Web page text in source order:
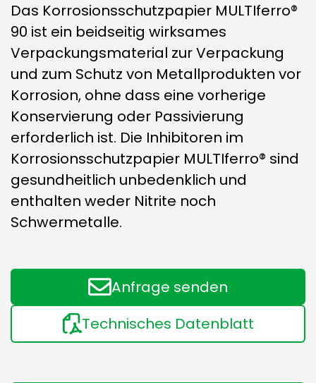
Das Korrosionsschutzpapier MULTIferro®
90 ist ein beidseitig wirksames
Verpackungsmaterial zur Verpackung
und zum Schutz von Metallprodukten vor
Korrosion, ohne dass eine vorherige
Konservierung oder Passivierung
erforderlich ist. Die Inhibitoren im
Korrosionsschutzpapier MULTIferro® sind
gesundheitlich unbedenklich und
enthalten weder Nitrite noch
Schwermetalle.
Anfrage senden
Technisches Datenblatt